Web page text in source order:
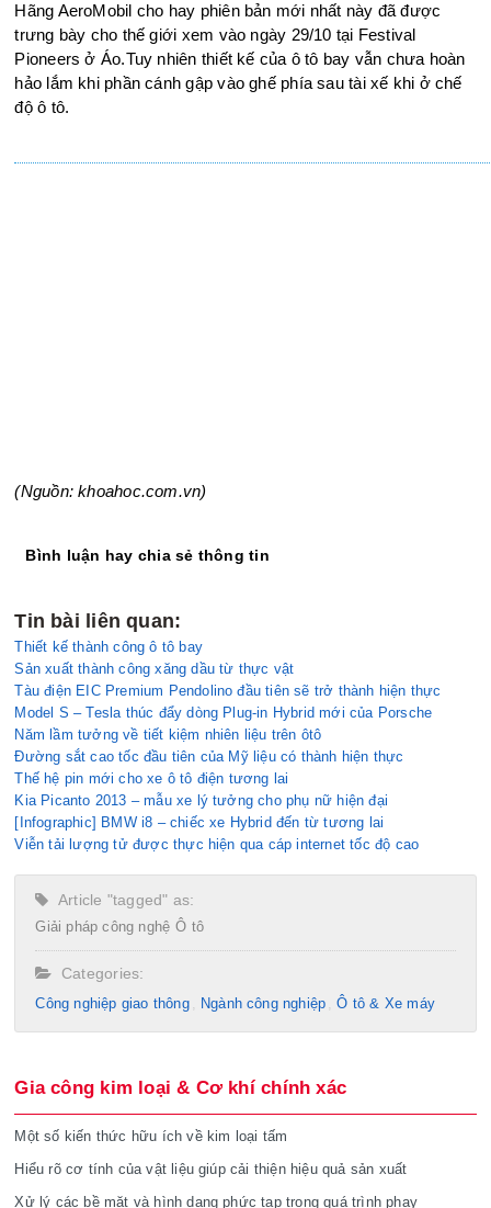
Hãng AeroMobil cho hay phiên bản mới nhất này đã được
trưng bày cho thế giới xem vào ngày 29/10 tại Festival
Pioneers ở Áo.Tuy nhiên thiết kế của ô tô bay vẫn chưa hoàn
hảo lắm khi phần cánh gập vào ghế phía sau tài xế khi ở chế
độ ô tô.
(Nguồn: khoahoc.com.vn)
Bình luận hay chia sẻ thông tin
Tin bài liên quan:
Thiết kế thành công ô tô bay
Sản xuất thành công xăng dầu từ thực vật
Tàu điện EIC Premium Pendolino đầu tiên sẽ trở thành hiện thực
Model S – Tesla thúc đẩy dòng Plug-in Hybrid mới của Porsche
Năm lầm tưởng về tiết kiệm nhiên liệu trên ôtô
Đường sắt cao tốc đầu tiên của Mỹ liệu có thành hiện thực
Thế hệ pin mới cho xe ô tô điện tương lai
Kia Picanto 2013 – mẫu xe lý tưởng cho phụ nữ hiện đại
[Infographic] BMW i8 – chiếc xe Hybrid đến từ tương lai
Viễn tải lượng tử được thực hiện qua cáp internet tốc độ cao
Article "tagged" as:
Giải pháp công nghệ Ô tô
Categories:
Công nghiệp giao thông Ngành công nghiệp Ô tô & Xe máy
Gia công kim loại & Cơ khí chính xác
Một số kiến thức hữu ích về kim loại tấm
Hiểu rõ cơ tính của vật liệu giúp cải thiện hiệu quả sản xuất
Xử lý các bề mặt và hình dạng phức tạp trong quá trình phay